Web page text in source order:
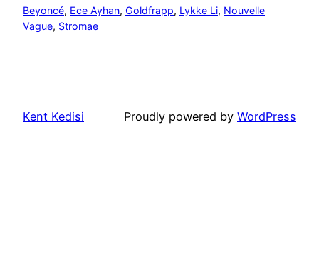
Beyoncé, Ece Ayhan, Goldfrapp, Lykke Li, Nouvelle
Vague, Stromae
Kent Kedisi Proudly powered by WordPress